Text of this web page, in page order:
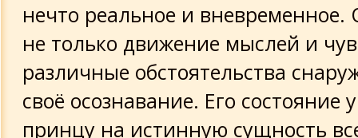
нечто реальное и вневременное.
не только движение мыслей и
различные обстоятельства
своё осознавание. Его состояние
принцу на истинную сущность